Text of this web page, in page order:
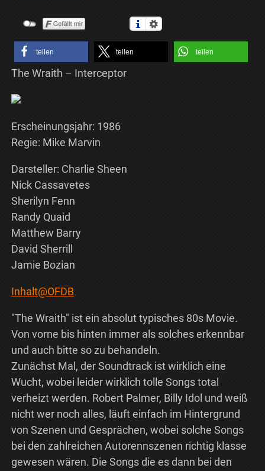
teilen teilen teilen
The Wraith – Interceptor
Erscheinungsjahr: 1986
Regie: Mike Marvin
Darsteller: Charlie Sheen
Nick Cassavetes
Sherilyn Fenn
Randy Quaid
Matthew Barry
David Sherrill
Jamie Bozian
Inhalt@OFDB
"The Wraith" ist ein absolut typisches 80s Movie.
Von vorne bis hinten immer als solches erkennbar
und auch bitte so zu behandeln.
Zunächst Mal, der Soundtrack ist wirklich eine
Wucht, wobei leider wirklich tolle Songs total
verheizt werden. Robert Palmer, Billy Idol und weiß
nicht wer noch alles, läuft einfach im Hintergrund
von Szenen und Gesprächen, wobei solche Songs
bei den zahlreichen Autorennszenen richtig klasse
gewesen wären. Die Songs die es dann bei den